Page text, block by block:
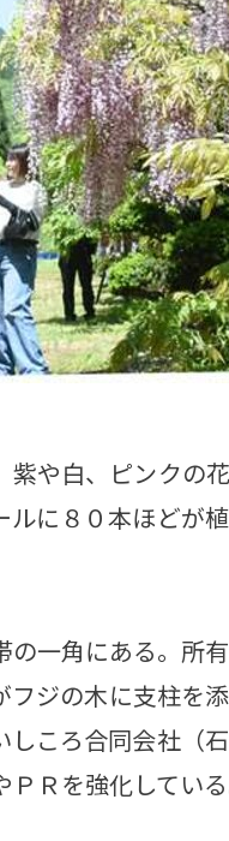
や白、ピンクの
に８０本ほどが
一角にある。所
ジの木に支柱を
ころ合同会社（
Ｒを強化している